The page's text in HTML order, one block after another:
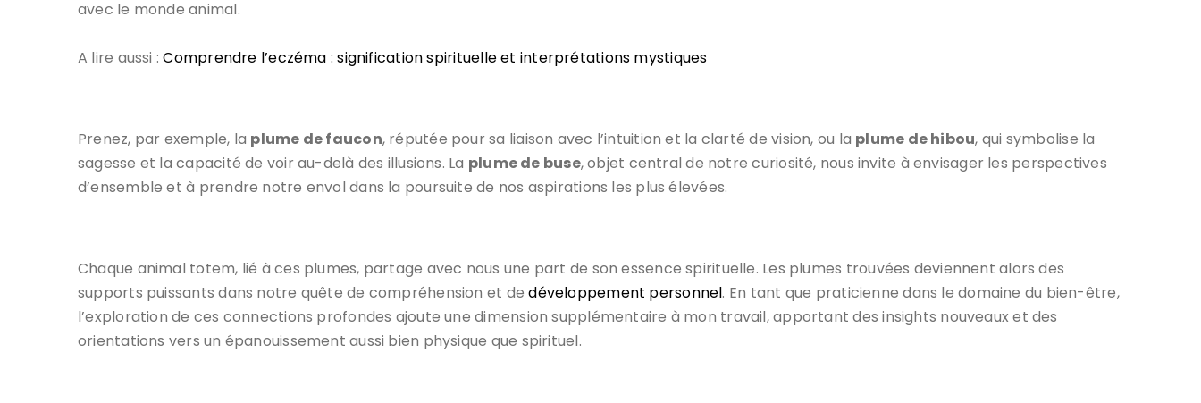
avec le monde animal.
A lire aussi :Comprendre l’eczéma : signification spirituelle et interprétations mystiques
Prenez, par exemple, la plume de faucon, réputée pour sa liaison avec l’intuition et la clarté de vision, ou la plume de hibou, qui symbolise la
sagesse et la capacité de voir au-delà des illusions. La plume de buse, objet central de notre curiosité, nous invite à envisager les perspectives
d’ensemble et à prendre notre envol dans la poursuite de nos aspirations les plus élevées.
Chaque animal totem, lié à ces plumes, partage avec nous une part de son essence spirituelle. Les plumes trouvées deviennent alors des
supports puissants dans notre quête de compréhension et dedéveloppement personnel. En tant que praticienne dans le domaine du bien-être,
l’exploration de ces connections profondes ajoute une dimension supplémentaire à mon travail, apportant des insights nouveaux et des
orientations vers un épanouissement aussi bien physique que spirituel.